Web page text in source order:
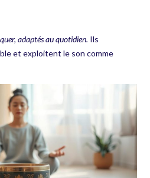
adaptés au quotidien. Ils
et exploitent le son comme